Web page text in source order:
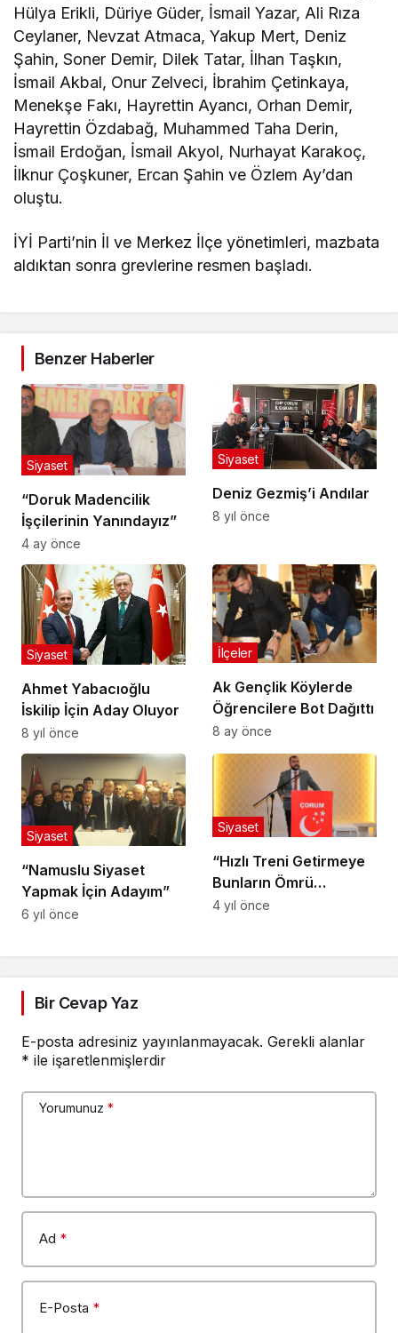
Hülya Erikli, Düriye Güder, İsmail Yazar, Ali Rıza
Ceylaner, Nevzat Atmaca, Yakup Mert, Deniz
Şahin, Soner Demir, Dilek Tatar, İlhan Taşkın,
İsmail Akbal, Onur Zelveci, İbrahim Çetinkaya,
Menekşe Fakı, Hayrettin Ayancı, Orhan Demir,
Hayrettin Özdabağ, Muhammed Taha Derin,
İsmail Erdoğan, İsmail Akyol, Nurhayat Karakoç,
İlknur Çoşkuner, Ercan Şahin ve Özlem Ay’dan
oluştu.
İYİ Parti’nin İl ve Merkez İlçe yönetimleri, mazbata
aldıktan sonra grevlerine resmen başladı.
Benzer Haberler
“Doruk Madencilik
İşçilerinin Yanındayız”
Siyaset
4 ay önce
Deniz Gezmiş’i Andılar
Siyaset
8 yıl önce
Ahmet Yabacıoğlu
İskilip İçin Aday Oluyor
Siyaset
8 yıl önce
Ak Gençlik Köylerde
Öğrencilere Bot Dağıttı
İlçeler
8 ay önce
“Namuslu Siyaset
Yapmak İçin Adayım”
Siyaset
6 yıl önce
“Hızlı Treni Getirmeye
Bunların Ömrü
Yetmeyecek”
Siyaset
4 yıl önce
Bir Cevap Yaz
E-posta adresiniz yayınlanmayacak. Gerekli alanlar
* ile işaretlenmişlerdir
Yorumunuz *
Ad *
E-Posta *